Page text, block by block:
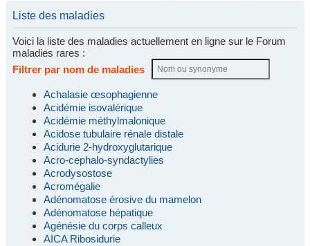
Liste des maladies
Voici la liste des maladies actuellement en ligne sur le Forum
maladies rares :
Filtrer par nom de maladies
Achalasie œsophagienne
Acidémie isovalérique
Acidémie méthylmalonique
Acidose tubulaire rénale distale
Acidurie 2-hydroxyglutarique
Acro-cephalo-syndactylies
Acrodysostose
Acromégalie
Adénomatose érosive du mamelon
Adénomatose hépatique
Agénésie du corps calleux
AICA Ribosidurie